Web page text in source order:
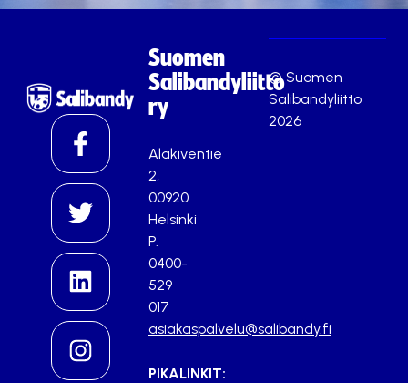
Suomen
Salibandyliitto
ry
Alakiventie
2,
00920
Helsinki
P.
0400-
529
017
asiakaspalvelu@salibandy.fi
PIKALINKIT:
© Suomen
Salibandyliitto
2026